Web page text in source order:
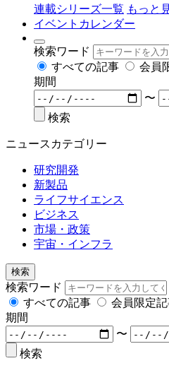
連載シリーズ一覧 もっと
イベントカレンダー
検索ワード
すべての記事
会員
期間
〜
検索
ニュースカテゴリー
研究開発
新製品
ライフサイエンス
ビジネス
市場・政策
宇宙・インフラ
検索
検索ワード
すべての記事
会員限定
期間
〜
検索